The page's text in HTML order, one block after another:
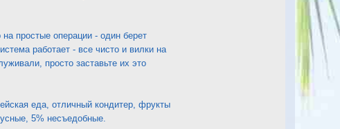
простые операции - один берет
работает - все чисто и вилки на
просто заставьте их это
еда, отличный кондитер, фрукты
5% несъедобные.